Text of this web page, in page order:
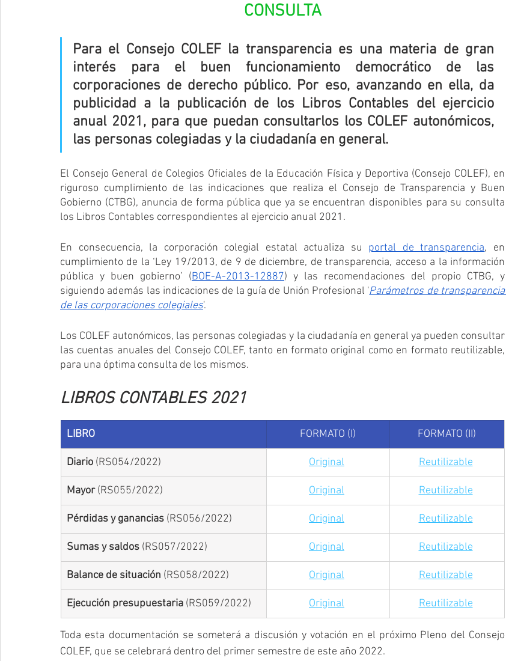
CONSULTA
Para el Consejo COLEF la transparencia es una materia de gran
interés para el buen funcionamiento democrático de las
corporaciones de derecho público. Por eso, avanzando en ella, da
publicidad a la publicación de los Libros Contables del ejercicio
anual 2021, para que puedan consultarlos los COLEF autonómicos,
las personas colegiadas y la ciudadanía en general.
El Consejo General de Colegios Oficiales de la Educación Física y Deportiva (Consejo COLEF), en
riguroso cumplimiento de las indicaciones que realiza el Consejo de Transparencia y Buen
Gobierno (CTBG), anuncia de forma pública que ya se encuentran disponibles para su consulta
los Libros Contables correspondientes al ejercicio anual 2021.
En consecuencia, la corporación colegial estatal actualiza su portal de transparencia, en
cumplimiento de la ‘Ley 19/2013, de 9 de diciembre, de transparencia, acceso a la información
pública y buen gobierno’ (BOE-A-2013-12887) y las recomendaciones del propio CTBG, y
siguiendo además las indicaciones de la guía de Unión Profesional 'Parámetros de transparencia
de las corporaciones colegiales'.
Los COLEF autonómicos, las personas colegiadas y la ciudadanía en general ya pueden consultar
las cuentas anuales del Consejo COLEF, tanto en formato original como en formato reutilizable,
para una óptima consulta de los mismos.
LIBROS CONTABLES 2021
​LIBRO FORMATO (I) FORMATO (II)
​Diario (RS054/2022) ​Original Reutilizable
Mayor (RS055/2022) ​Original Reutilizable
Pérdidas y ganancias (RS056/2022) ​Original Reutilizable
Sumas y saldos (RS057/2022) ​Original Reutilizable
​Balance de situación (RS058/2022) ​Original Reutilizable
​Ejecución presupuestaria (RS059/2022) ​Original Reutilizable
Toda esta documentación se someterá a discusión y votación en el próximo Pleno del Consejo
COLEF, que se celebrará dentro del primer semestre de este año 2022.